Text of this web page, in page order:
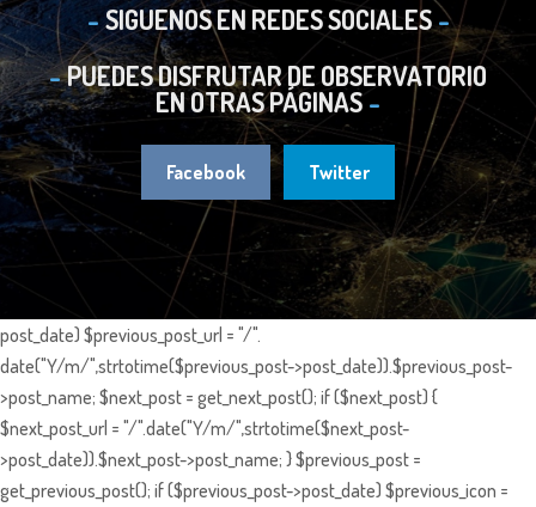
SIGUENOS EN REDES SOCIALES
PUEDES DISFRUTAR DE OBSERVATORIO
EN OTRAS PÁGINAS
Facebook Twitter
post_date) $previous_post_url = "/".
date("Y/m/",strtotime($previous_post->post_date)).$previous_post-
>post_name; $next_post = get_next_post(); if ($next_post) {
$next_post_url = "/".date("Y/m/",strtotime($next_post-
>post_date)).$next_post->post_name; } $previous_post =
get_previous_post(); if ($previous_post->post_date) $previous_icon =